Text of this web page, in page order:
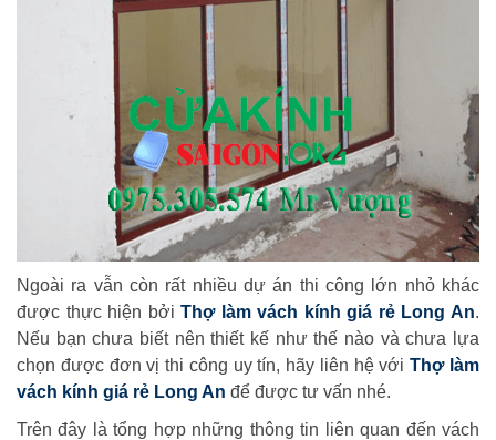
Ngoài ra vẫn còn rất nhiều dự án thi công lớn nhỏ khác
được thực hiện bởiThợ làm vách kính giá rẻ Long An.
Nếu bạn chưa biết nên thiết kế như thế nào và chưa lựa
chọn được đơn vị thi công uy tín, hãy liên hệ vớiThợ làm
vách kính giá rẻ Long An để được tư vấn nhé.
Trên đây là tổng hợp những thông tin liên quan đến vách